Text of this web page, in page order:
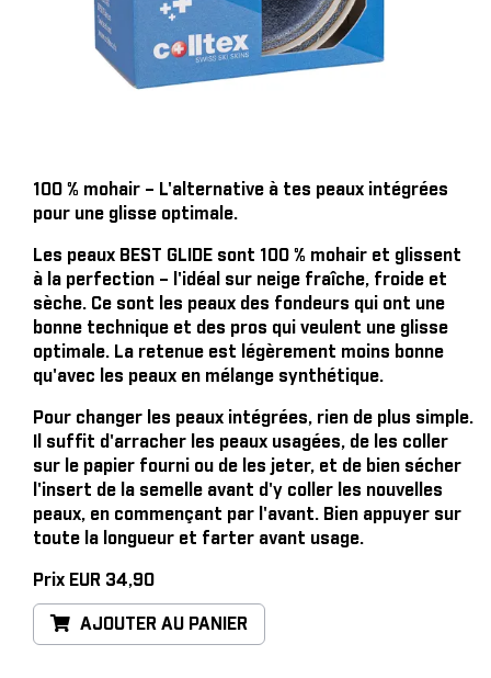
100 % mohair – L'alternative à tes peaux intégrées
pour une glisse optimale.
Les peaux BEST GLIDE sont 100 % mohair et glissent
à la perfection – l'idéal sur neige fraîche, froide et
sèche. Ce sont les peaux des fondeurs qui ont une
bonne technique et des pros qui veulent une glisse
optimale. La retenue est légèrement moins bonne
qu'avec les peaux en mélange synthétique.
Pour changer les peaux intégrées, rien de plus simple.
Il suffit d'arracher les peaux usagées, de les coller
sur le papier fourni ou de les jeter, et de bien sécher
l'insert de la semelle avant d'y coller les nouvelles
peaux, en commençant par l'avant. Bien appuyer sur
toute la longueur et farter avant usage.
Prix EUR 34,90
AJOUTER AU PANIER